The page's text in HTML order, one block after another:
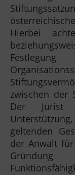
Hierbei
zwischen der
Der Jurist
geltenden
der Anwalt